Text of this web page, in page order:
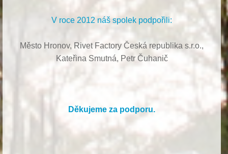
V roce 2012 náš spolek podpořili:
Město Hronov, Rivet Factory Česká republika s.r.o.,
Kateřina Smutná, Petr Čuhanič
Děkujeme za podporu.